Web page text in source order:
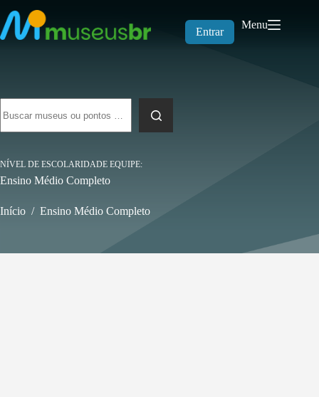
para
o
conteúdo
Entrar
Menu
resultados
NÍVEL DE ESCOLARIDADE EQUIPE
Ensino Médio Completo
Início / Ensino Médio Completo